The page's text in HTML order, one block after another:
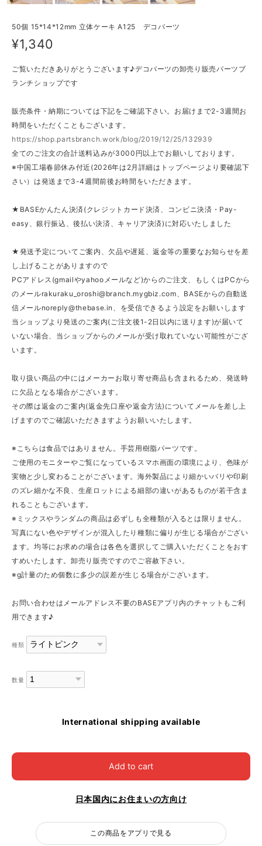
50個 15*14*12mm 立体ケーキ A125 デコパーツ
¥1,340
ご覧いただきありがとうございます♪デコパーツの卸売り販売パーツブ
ランチショップです
販売条件・納期については下記をご確認下さい。お届けまで2-3週間お
時間をいただくこともございます。
https://shop.partsbranch.work/blog/2019/12/25/132939
全てのご注文の合計送料込みが3000円以上でお願いしております。
※中国工場春節休み付近(2026年は2月詳細はトップページより要確認下
さい）は発送まで3-4週間前後お時間をいただきます。
★BASEかんたん決済(クレジットカード決済、コンビニ決済・Pay-
easy、銀行振込、後払い決済、キャリア決済)に対応いたしました
★発送予定についてご案内、欠品や遅延、返金等の重要なお知らせを差
し上げることがありますので
PCアドレス(gmailやyahooメールなど)からのご注文、もしくはPCから
のメールrakuraku_oroshi@branch.mygbiz.com 、BASEからの自動送
信メールnoreply@thebase.in
、を受信できるよう設定をお願いします
当ショップより発送のご案内(ご注文後1-2日以内に送ります)が届いて
いない場合、当ショップからのメールが受け取れていない可能性がござ
います。
取り扱い商品の中にはメーカーお取り寄せ商品も含まれるため、発送時
に欠品となる場合がございます。
その際は返金のご案内(返金先口座や返金方法)についてメールを差し上
げますのでご確認いただきますようお願いいたします。
※こちらは食品ではありません。手芸用樹脂パーツです。
ご使用のモニターやご覧になっているスマホ画面の環境により、色味が
実物と少し変わることがございます。海外製品により細かいバリや印刷
のズレ細かな不良、生産ロットによる細部の違いがあるものが若干含ま
れることもございます。
※ミックスやランダムの商品は必ずしも全種類が入るとは限りません。
写真にない色やデザインが混入したり種類に偏りが生じる場合がござい
ます。均等にお求めの場合は各色を選択してご購入いただくことをおす
すめいたします。卸売り販売ですのでご容赦下さい。
※g計量のため個数に多少の誤差が生じる場合がございます。
お問い合わせはメールアドレス不要のBASEアプリ内のチャットもご利
用できます♪
種類
数量
International shipping available
Add to cart
日本国内にお住まいの方向け
この商品をアプリで見る